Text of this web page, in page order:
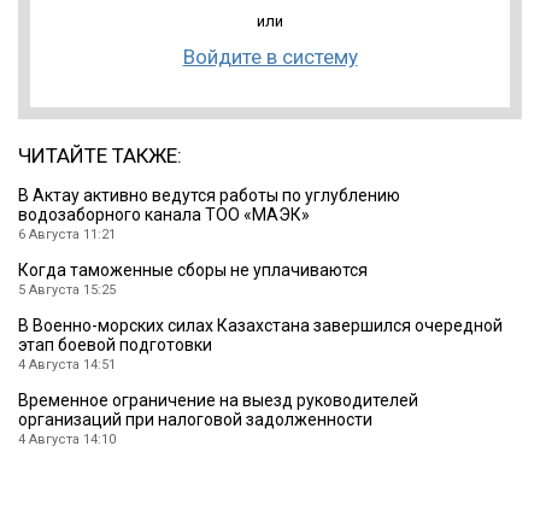
или
Войдите в систему
ЧИТАЙТЕ ТАКЖЕ:
В Актау активно ведутся работы по углублению
водозаборного канала ТОО «МАЭК»
6 Августа 11:21
Когда таможенные сборы не уплачиваются
5 Августа 15:25
В Военно-морских силах Казахстана завершился очередной
этап боевой подготовки
4 Августа 14:51
Временное ограничение на выезд руководителей
организаций при налоговой задолженности
4 Августа 14:10